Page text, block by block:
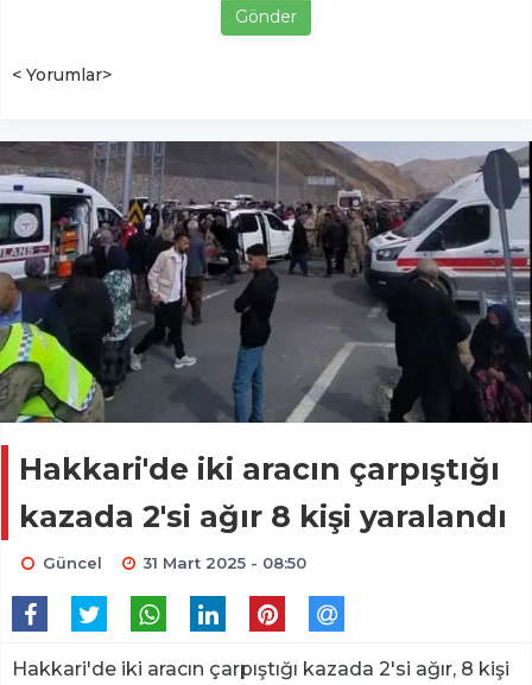
Gönder
< Yorumlar>
Hakkari'de iki aracın çarpıştığı
kazada 2'si ağır 8 kişi yaralandı
Güncel 31 Mart 2025 - 08:50
Hakkari'de iki aracın çarpıştığı kazada 2'si ağır, 8 kişi